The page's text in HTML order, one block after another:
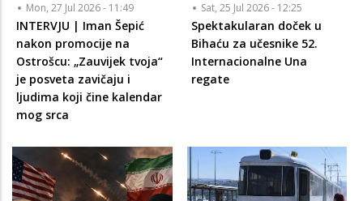
Mon, 27 Jul 2026 - 11:49
INTERVJU | Iman Šepić
nakon promocije na
Ostrošcu: „Zauvijek tvoja“
je posveta zavičaju i
ljudima koji čine kalendar
mog srca
Sat, 25 Jul 2026 - 12:25
Spektakularan doček u
Bihaću za učesnike 52.
Internacionalne Una
regate